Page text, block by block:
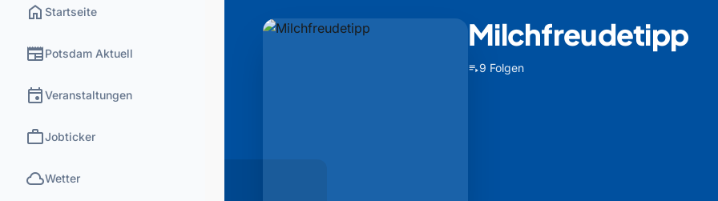
home Startseite
newspaperPotsdam Aktuell
eventVeranstaltungen
workJobticker
cloudWetter
Milchfreudetipp
playlist_play9 Folgen